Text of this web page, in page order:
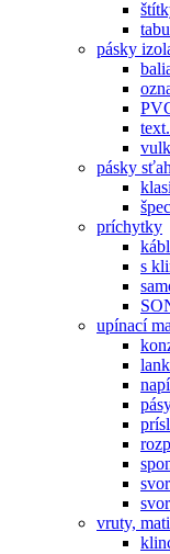
pásky
pásky
príchytky
s
upínací
vruty,